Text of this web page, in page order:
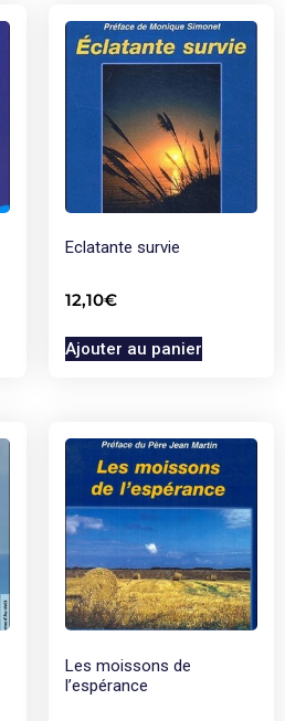
Eclatante survie
12,10€
Ajouter au panier
Les moissons de
l’espérance